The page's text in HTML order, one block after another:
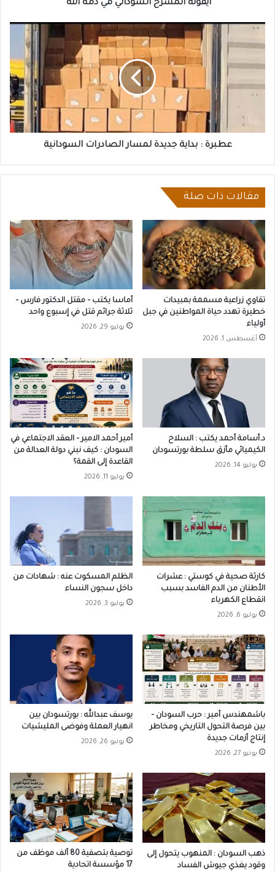
أيقونة المسرح السوداني في ذمة الله
عطبرة
الصادرات
عطبرة : بداية جديدة لمسار الصادرات السودانية
مقالات ذات صلة
تقاوي زراعية مسممة بمبيدات
خطيرة تهدد حياة المواطنين في جبل
أولياء
أغسطس 1, 2026
أماسا يكتب – مقتل الدكتور فارس –
ثلاثة جرائم قتل في إسبوع واحد
يوليو 29, 2026
د.أسامة أحمد يكتب : السلاح
الكيميائي مأزق سلطة بورتسودان
يوليو 14, 2026
أمير أحمد الامير – العقد الاجتماعي في
السودان : كيف نبني دولة العدالة من
القاعدة إلى القمة؟
يوليو 11, 2026
كارثة صحية في كوستي : عشرات
الأطنان من الدم الفاسد بسبب
انقطاع الكهرباء
يوليو 6, 2026
الظلم المسكوت عنه : شهادات من
داخل سجون النساء
يوليو 3, 2026
باشمهندس أمير : حرب السودان –
بين فرصة التحول التاريخي ومخاطر
إنتاج أزمات جديدة
يونيو 27, 2026
يوسف عبدالله : بورتسودان بين
انهيار العملة وفوضى المليشيات
يونيو 26, 2026
ذهب السودان : المنهوب يتحول إلى
وقود يغذي جيوش الفساد
توصية بتصفية 80 ألف موظف من
17 مؤسسة اتحادية